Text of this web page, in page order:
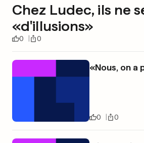
Chez Ludec, ils ne
«d'illusions»
0 0
«Nous, on a
0 0